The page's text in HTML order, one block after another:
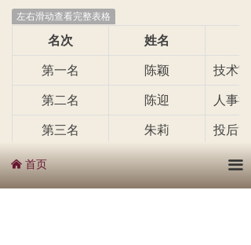
左右滑动查看完整表格
名次
姓名
第一名 陈颖 技术审
第二名 陈迎 人事行
第三名 朱莉 投后管
第四名 人事
第五名 丁冬 雄安事
끀
낀 首页